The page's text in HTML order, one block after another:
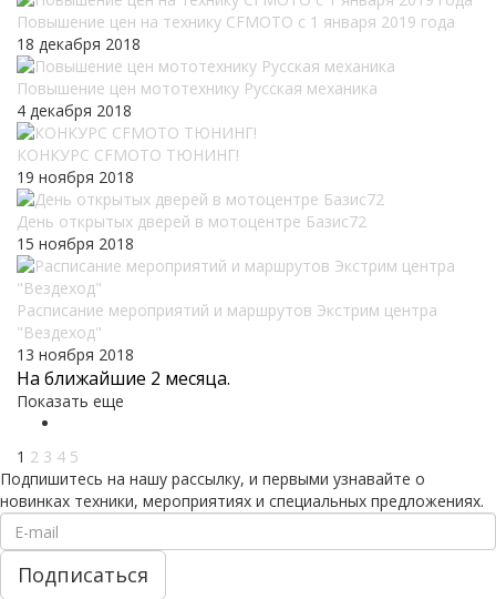
Повышение цен на технику CFMOTO c 1 января 2019 года
18 декабря 2018
Повышение цен мототехнику Русская механика
4 декабря 2018
КОНКУРС CFMOTO ТЮНИНГ!
19 ноября 2018
День открытых дверей в мотоцентре Базис72
15 ноября 2018
Расписание мероприятий и маршрутов Экстрим центра
"Вездеход"
13 ноября 2018
На ближайшие 2 месяца.
Показать еще
1 2 3 4 5
Подпишитесь на нашу рассылку, и первыми узнавайте о
новинках техники, мероприятиях и специальных предложениях.